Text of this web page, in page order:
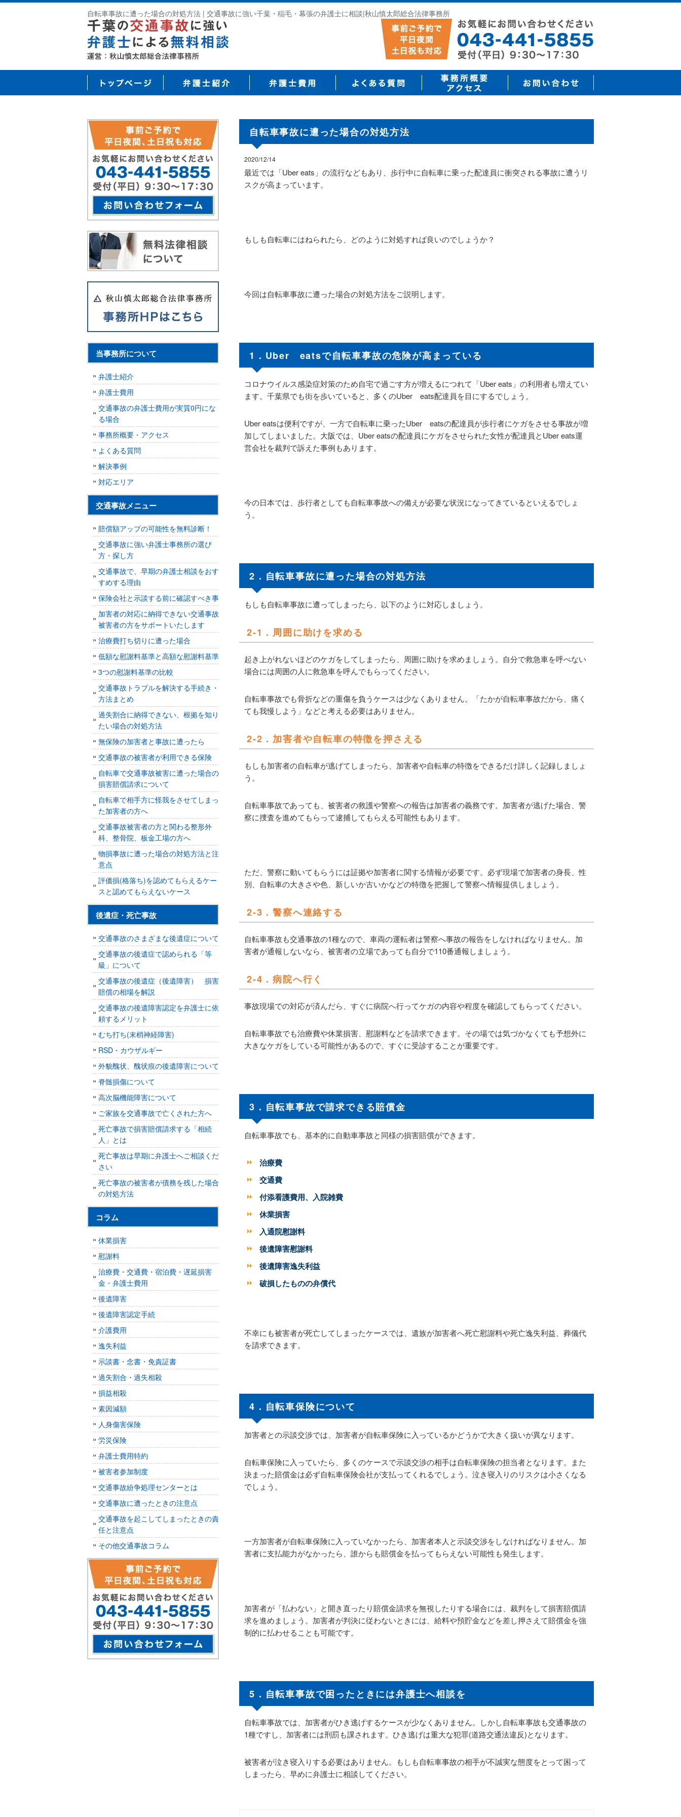
自転車事故に遭った場合の対処方法 | 交通事故に強い千葉・稲毛・幕張の弁護士に相談|秋山慎太郎総合法律事務所
自転車事故に遭った場合の対処方法
2020/12/14
最近では「Uber eats」の流行などもあり、歩行中に自転車に乗った配達員に衝突される事故に遭うリ
スクが高まっています。
もしも自転車にはねられたら、どのように対処すれば良いのでしょうか？
今回は自転車事故に遭った場合の対処方法をご説明します。
1．Uber eatsで自転車事故の危険が高まっている
コロナウイルス感染症対策のため自宅で過ごす方が増えるにつれて「Uber eats」の利用者も増えてい
ます。千葉県でも街を歩いていると、多くのUber eats配達員を目にするでしょう。
Uber eatsは便利ですが、一方で自転車に乗ったUber eatsの配達員が歩行者にケガをさせる事故が増
加してしまいました。大阪では、Uber eatsの配達員にケガをさせられた女性が配達員とUber eats運
営会社を裁判で訴えた事例もあります。
今の日本では、歩行者としても自転車事故への備えが必要な状況になってきているといえるでしょ
う。
2．自転車事故に遭った場合の対処方法
もしも自転車事故に遭ってしまったら、以下のように対応しましょう。
2-1．周囲に助けを求める
起き上がれないほどのケガをしてしまったら、周囲に助けを求めましょう。自分で救急車を呼べない
場合には周囲の人に救急車を呼んでもらってください。
自転車事故でも骨折などの重傷を負うケースは少なくありません。「たかが自転車事故だから、痛く
ても我慢しよう」などと考える必要はありません。
2-2．加害者や自転車の特徴を押さえる
もしも加害者の自転車が逃げてしまったら、加害者や自転車の特徴をできるだけ詳しく記録しましょ
う。
自転車事故であっても、被害者の救護や警察への報告は加害者の義務です。加害者が逃げた場合、警
察に捜査を進めてもらって逮捕してもらえる可能性もあります。
ただ、警察に動いてもらうには証拠や加害者に関する情報が必要です。必ず現場で加害者の身長、性
別、自転車の大きさや色、新しいか古いかなどの特徴を把握して警察へ情報提供しましょう。
2-3．警察へ連絡する
自転車事故も交通事故の1種なので、車両の運転者は警察へ事故の報告をしなければなりません。加
害者が通報しないなら、被害者の立場であっても自分で110番通報しましょう。
2-4．病院へ行く
事故現場での対応が済んだら、すぐに病院へ行ってケガの内容や程度を確認してもらってください。
自転車事故でも治療費や休業損害、慰謝料などを請求できます。その場では気づかなくても予想外に
大きなケガをしている可能性があるので、すぐに受診することが重要です。
3．自転車事故で請求できる賠償金
自転車事故でも、基本的に自動車事故と同様の損害賠償ができます。
治療費
交通費
付添看護費用、入院雑費
休業損害
入通院慰謝料
後遺障害慰謝料
後遺障害逸失利益
破損したものの弁償代
不幸にも被害者が死亡してしまったケースでは、遺族が加害者へ死亡慰謝料や死亡逸失利益、葬儀代
を請求できます。
4．自転車保険について
加害者との示談交渉では、加害者が自転車保険に入っているかどうかで大きく扱いが異なります。
自転車保険に入っていたら、多くのケースで示談交渉の相手は自転車保険の担当者となります。また
決まった賠償金は必ず自転車保険会社が支払ってくれるでしょう。泣き寝入りのリスクは小さくなる
でしょう。
一方加害者が自転車保険に入っていなかったら、加害者本人と示談交渉をしなければなりません。加
害者に支払能力がなかったら、誰からも賠償金を払ってもらえない可能性も発生します。
加害者が「払わない」と開き直ったり賠償金請求を無視したりする場合には、裁判をして損害賠償請
求を進めましょう。加害者が判決に従わないときには、給料や預貯金などを差し押さえて賠償金を強
制的に払わせることも可能です。
5．自転車事故で困ったときには弁護士へ相談を
自転車事故では、加害者がひき逃げするケースが少なくありません。しかし自転車事故も交通事故の
1種ですし、加害者には刑罰も課されます。ひき逃げは重大な犯罪(道路交通法違反)となります。
被害者が泣き寝入りする必要はありません。もしも自転車事故の相手が不誠実な態度をとって困って
しまったら、早めに弁護士に相談してください。
当事務所について
弁護士紹介
弁護士費用
交通事故の弁護士費用が実質0円にな
る場合
事務所概要・アクセス
よくある質問
解決事例
対応エリア
交通事故メニュー
賠償額アップの可能性を無料診断！
交通事故に強い弁護士事務所の選び
方・探し方
交通事故で、早期の弁護士相談をおす
すめする理由
保険会社と示談する前に確認すべき事
加害者の対応に納得できない交通事故
被害者の方をサポートいたします
治療費打ち切りに遭った場合
低額な慰謝料基準と高額な慰謝料基準
3つの慰謝料基準の比較
交通事故トラブルを解決する手続き・
方法まとめ
過失割合に納得できない、根拠を知り
たい場合の対処方法
無保険の加害者と事故に遭ったら
交通事故の被害者が利用できる保険
自転車で交通事故被害に遭った場合の
損害賠償請求について
自転車で相手方に怪我をさせてしまっ
た加害者の方へ
交通事故被害者の方と関わる整形外
科、整骨院、板金工場の方へ
物損事故に遭った場合の対処方法と注
意点
評価損(格落ち)を認めてもらえるケー
スと認めてもらえないケース
後遺症・死亡事故
交通事故のさまざまな後遺症について
交通事故の後遺症で認められる「等
級」について
交通事故の後遺症（後遺障害） 損害
賠償の相場を解説
交通事故の後遺障害認定を弁護士に依
頼するメリット
むち打ち(末梢神経障害)
RSD・カウザルギー
外貌醜状、醜状痕の後遺障害について
脊髄損傷について
高次脳機能障害について
ご家族を交通事故で亡くされた方へ
死亡事故で損害賠償請求する「相続
人」とは
死亡事故は早期に弁護士へご相談くだ
さい
死亡事故の被害者が債務を残した場合
の対処方法
コラム
休業損害
慰謝料
治療費・交通費・宿泊費・遅延損害
金・弁護士費用
後遺障害
後遺障害認定手続
介護費用
逸失利益
示談書・念書・免責証書
過失割合・過失相殺
損益相殺
素因減額
人身傷害保険
労災保険
弁護士費用特約
被害者参加制度
交通事故紛争処理センターとは
交通事故に遭ったときの注意点
交通事故を起こしてしまったときの責
任と注意点
その他交通事故コラム